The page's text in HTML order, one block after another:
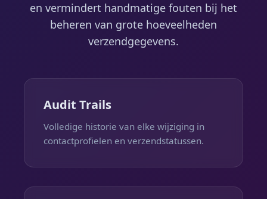
en vermindert handmatige fouten bij het
beheren van grote hoeveelheden
verzendgegevens.
Audit Trails
Volledige historie van elke wijziging in
contactprofielen en verzendstatussen.